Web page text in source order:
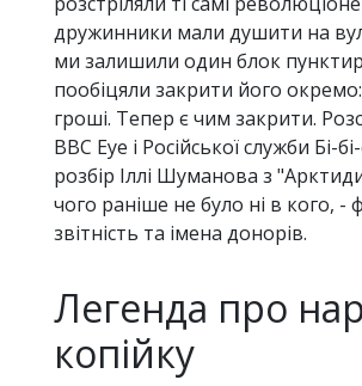
дружинники мали душити на
ми залишили один блок
пообіцяли закрити його
гроші. Тепер є чим закрити.
BBC Eye і Російської служби Бі-
розбір Іллі Шуманова з
чого раніше не було ні в кого, -
звітність та імена донорів.
Легенда про
копійку